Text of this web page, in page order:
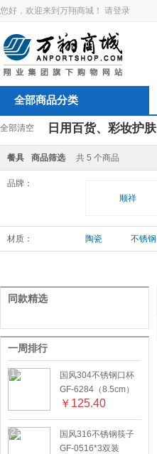
您好，欢迎来到万翔商城！ 请登录
全部商品分类
全部清空 日用百货、彩妆护肤
餐具 商品筛选 共 5 个商品
品牌：
顺祥
材质： 陶瓷 不锈钢
同款精选
一周排行
1
国风304不锈钢口杯
GF-6284（8.5cm）
6个装
￥ 125.40
2
国风316不锈钢筷子
GF-0516*3双装